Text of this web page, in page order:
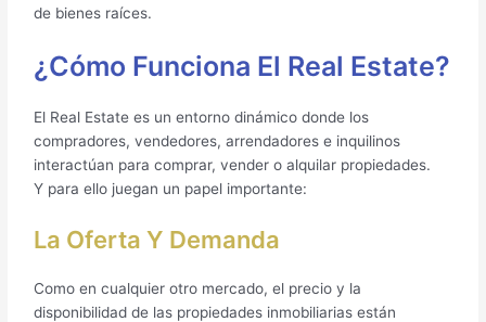
de bienes raíces.
¿Cómo Funciona El Real Estate?
El Real Estate es un entorno dinámico donde los
compradores, vendedores, arrendadores e inquilinos
interactúan para comprar, vender o alquilar propiedades.
Y para ello juegan un papel importante:
La Oferta Y Demanda
Como en cualquier otro mercado, el precio y la
disponibilidad de las propiedades inmobiliarias están